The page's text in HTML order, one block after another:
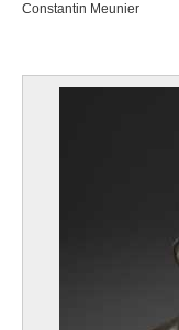
Constantin Meunier